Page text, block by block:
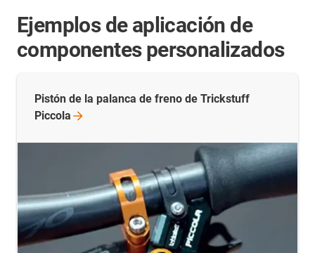
Ejemplos de aplicación de
componentes personalizados
Pistón de la palanca de freno de Trickstuff
Piccola